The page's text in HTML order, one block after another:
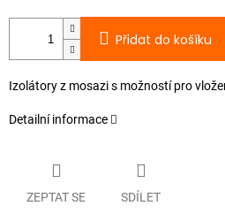
Přidat do košíku
Izolátory z mosazi s možností pro
Detailní informace
ZEPTAT SE SDÍLET